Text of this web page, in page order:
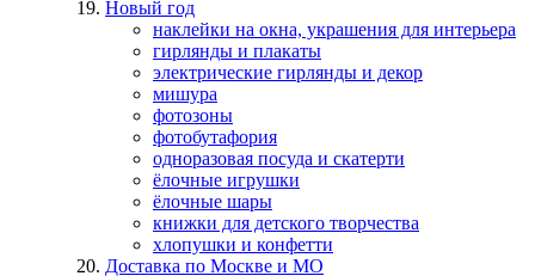
Новый год
наклейки на окна, украшения для интерьера
гирлянды и плакаты
электрические гирлянды и декор
мишура
фотозоны
фотобутафория
одноразовая посуда и скатерти
ёлочные игрушки
ёлочные шары
книжки для детского творчества
хлопушки и конфетти
Доставка по Москве и МО